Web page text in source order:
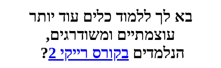
בא לך ללמוד כלים עוד יותר
עוצמתיים ומשודרגים,
הנלמדים בקורס רייקי 2 ?